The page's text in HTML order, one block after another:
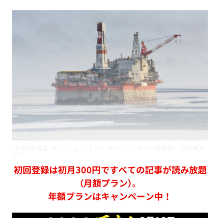
初回登録は初月300円ですべての記事が読み放題
（月額プラン）。
年額プランはキャンペーン中！